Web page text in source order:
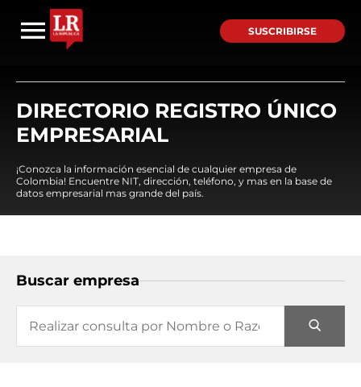
SUSCRIBIRSE
DIRECTORIO REGISTRO ÚNICO
EMPRESARIAL
¡Conozca la información esencial de cualquier empresa de
Colombia! Encuentre NIT, dirección, teléfono, y mas en la base de
datos empresarial mas grande del país.
Buscar empresa